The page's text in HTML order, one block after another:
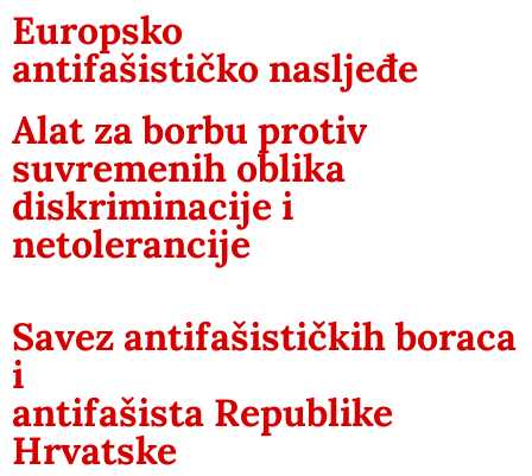
Europsko
antifašističko nasljeđe
Alat za borbu protiv
suvremenih oblika
diskriminacije i
netolerancije
Savez antifašističkih boraca
i
antifašista Republike
Hrvatske